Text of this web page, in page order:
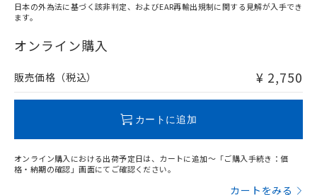
在庫等で未対応品が混在する可能性があります。
問い合わせください。
日本の外為法に基づく該非判定、およびEAR再輸出規制に関する見解が入手でき
ます。
オンライン購入
販売価格（税込） ¥ 2,750
カートに追加
オンライン購入における出荷予定日は、カートに追加～「ご購入手続き：価
格・納期の確認」画面にてご確認ください。
カートをみる